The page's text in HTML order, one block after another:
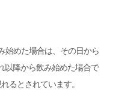
始めた場合は、その日から
以降から飲み始めた場合で
るとされています。